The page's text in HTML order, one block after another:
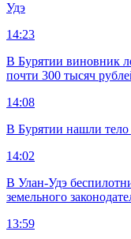
Удэ
14:23
В Бурятии виновник
почти 300 тысяч
14:08
В Бурятии нашли
14:02
В Улан-Удэ
земельного
13:59